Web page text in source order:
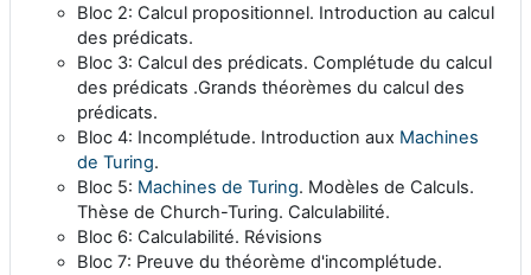
Bloc 2: Calcul propositionnel. Introduction au calcul
des prédicats.
Bloc 3: Calcul des prédicats. Complétude du calcul
des prédicats .Grands théorèmes du calcul des
prédicats.
Bloc 4: Incomplétude. Introduction aux Machines
de Turing.
Bloc 5: Machines de Turing. Modèles de Calculs.
Thèse de Church-Turing. Calculabilité.
Bloc 6: Calculabilité. Révisions
Bloc 7: Preuve du théorème d'incomplétude.